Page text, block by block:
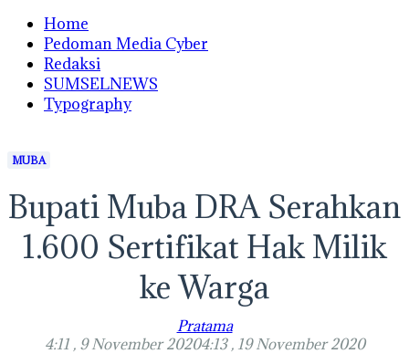
Home
Pedoman Media Cyber
Redaksi
SUMSELNEWS
Typography
MUBA
Bupati Muba DRA Serahkan
1.600 Sertifikat Hak Milik
ke Warga
Pratama
4:11 , 9 November 20204:13 , 19 November 2020